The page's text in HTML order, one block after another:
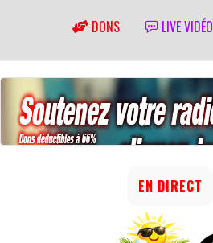
DONS LIVE VIDÉO
EN DIRECT